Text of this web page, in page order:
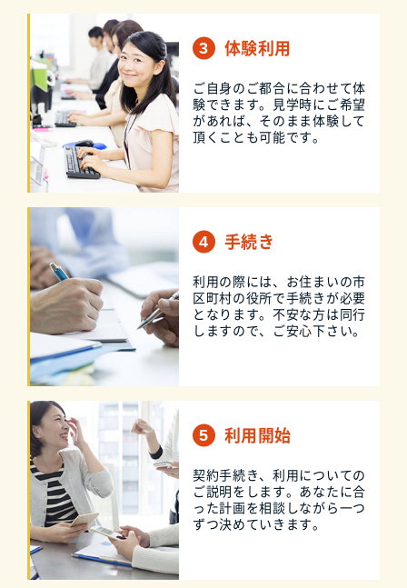
体験利用
ご自身のご都合に合わせて体
験できます。見学時にご希望
があれば、そのまま体験して
頂くことも可能です。
手続き
利用の際には、お住まいの市
区町村の役所で手続きが必要
となります。不安な方は同行
しますので、ご安心下さい。
利用開始
契約手続き、利用についての
ご説明をします。あなたに合
った計画を相談しながら一つ
ずつ決めていきます。